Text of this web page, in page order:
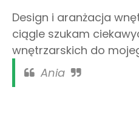
Design i aranżacja
ciągle szukam
wnętrzarskich do
Ania